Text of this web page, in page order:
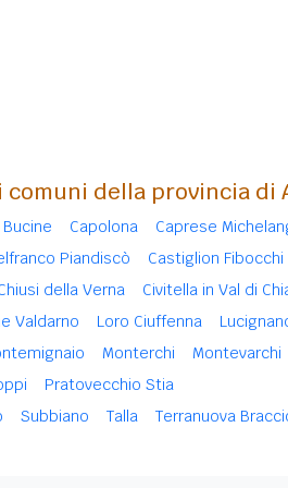
della provincia di
Bucine Capolona
Caprese
Piandiscò
Castiglion Fibocchi
della Verna
Civitella in Val di
Valdarno Loro Ciuffenna
Monterchi
Montevarchi
Pratovecchio Stia
Subbiano Talla Terranuova